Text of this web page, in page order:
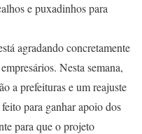
e puxadinhos para
agradando concretamente
Nesta semana,
a prefeituras e um reajuste
para ganhar apoio dos
para que o projeto